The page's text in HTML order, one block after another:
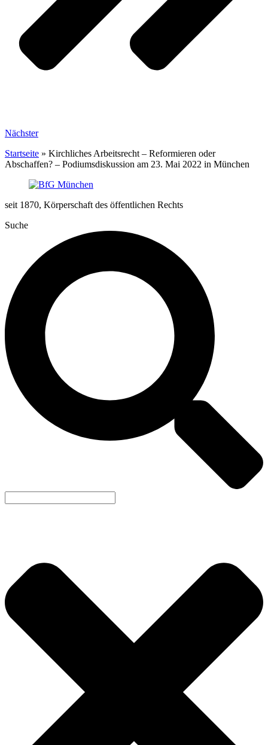
Nächster
Startseite » Kirchliches Arbeitsrecht – Reformieren oder
Abschaffen? – Podiumsdiskussion am 23. Mai 2022 in München
seit 1870, Körperschaft des öffentlichen Rechts
Suche